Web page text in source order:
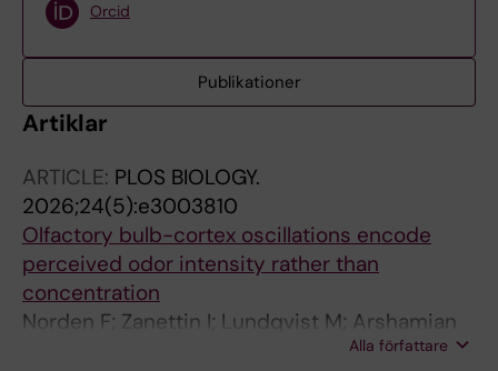
Orcid
Publikationer
Artiklar
ARTICLE: PLOS BIOLOGY.
2026;24(5):e3003810
Olfactory bulb-cortex oscillations encode
perceived odor intensity rather than
concentration
Norden F; Zanettin I; Lundqvist M; Arshamian
Alla författare